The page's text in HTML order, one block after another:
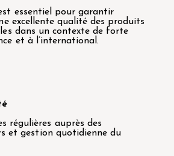
essentiel pour garantir
excellente qualité des produits
dans un contexte de forte
et à l’international.
régulières auprès des
et gestion quotidienne du